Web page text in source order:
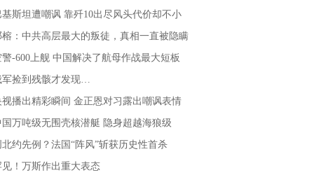
基斯坦遭嘲讽 靠歼10出尽风头代价却不小
榕：中共高层最大的叛徒，真相一直被隐瞒
警-600上舰 中国解决了航母作战最大短板
军捡到残骸才发现…
视播出精彩瞬间 金正恩对习露出嘲讽表情
国万吨级无围壳核潜艇 隐身超越海狼级
北约先例？法国“阵风”斩获历史性首杀
见！万斯作出重大表态